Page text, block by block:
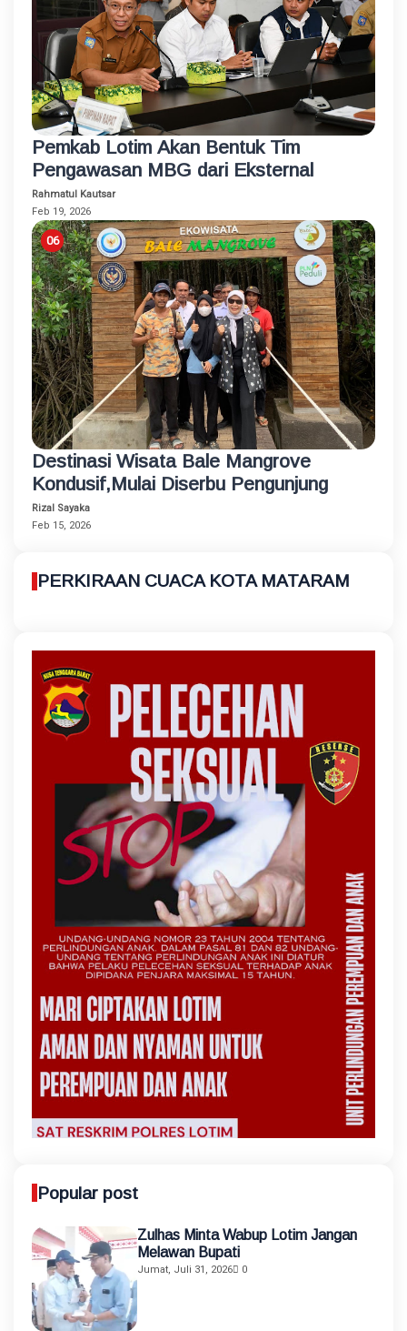
Pemkab Lotim Akan Bentuk Tim
Pengawasan MBG dari Eksternal
Rahmatul Kautsar
Feb 19, 2026
Destinasi Wisata Bale Mangrove
Kondusif,Mulai Diserbu Pengunjung
Rizal Sayaka
Feb 15, 2026
PERKIRAAN CUACA KOTA MATARAM
Popular post
Zulhas Minta Wabup Lotim Jangan
Melawan Bupati
Jumat, Juli 31, 2026 0